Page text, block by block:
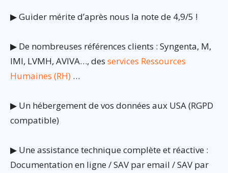
▶ Guider mérite d’après nous la note de 4,9/5 !
▶ De nombreuses références clients : Syngenta, M,
IMI, LVMH, AVIVA…, des services Ressources
Humaines (RH) …
▶ Un hébergement de vos données aux USA (RGPD
compatible)
▶ Une assistance technique complète et réactive :
Documentation en ligne / SAV par email / SAV par